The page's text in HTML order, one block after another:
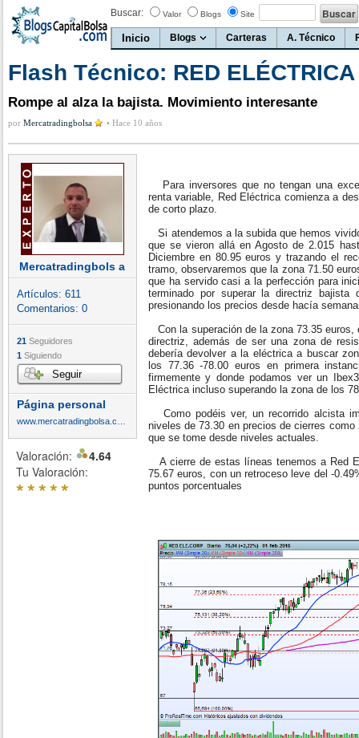
Buscar: Valor Blogs Site
Inicio Blogs Carteras A. Técnico
Flash Técnico: RED ELÉCTRICA
Rompe al alza la bajista. Movimiento interesante
por Mercatradingbolsa • Hace 10 años
Mercatradingbols a
Artículos: 611
Comentarios: 0
21 Seguidores
1 Siguiendo
Seguir
Página personal
Valoración:
4.64
Tu Valoración:
*****
Para inversores que no tengan una
renta variable, Red Eléctrica comienza a
de corto plazo.
Si atendemos a la subida que hemos
que se vieron allá en Agosto de 2.015
Diciembre en 80.95 euros y trazando el
tramo, observaremos que la zona 71.50
que ha servido casi a la perfección para
terminado por superar la directriz
presionando los precios desde hacía
Con la superación de la zona 73.35 euros,
directriz, además de ser una zona de
debería devolver a la eléctrica a buscar
los 77.36 -78.00 euros en primera
firmemente y donde podamos ver un
Eléctrica incluso superando la zona de los
Como podéis ver, un recorrido alcista
niveles de 73.30 en precios de cierres
que se tome desde niveles actuales.
A cierre de estas líneas tenemos a Red
75.67 euros, con un retroceso leve del -
puntos porcentuales